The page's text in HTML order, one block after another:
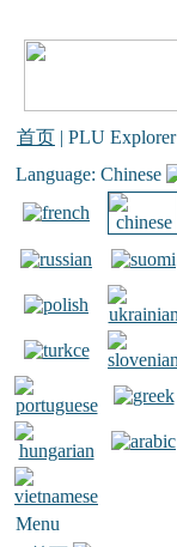
首页 | PLU Explorer
Language: Chinese
Menu